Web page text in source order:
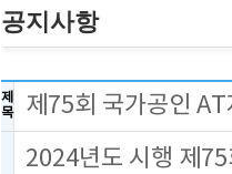
공지사항
제
목
제75회 국가공인
2024년도 시행 제